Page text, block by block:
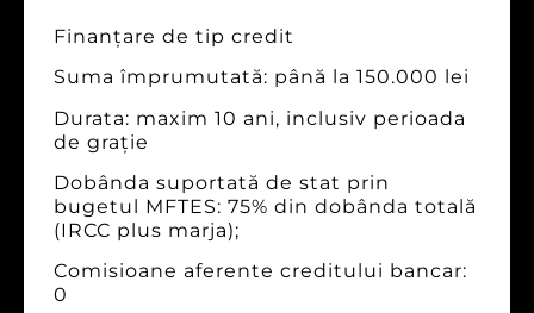
Finanțare de tip credit
Suma împrumutată: până la 150.000 lei
Durata: maxim 10 ani, inclusiv perioada
de grație
Dobânda suportată de stat prin
bugetul MFTES: 75% din dobânda totală
(IRCC plus marja);
Comisioane aferente creditului bancar:
0